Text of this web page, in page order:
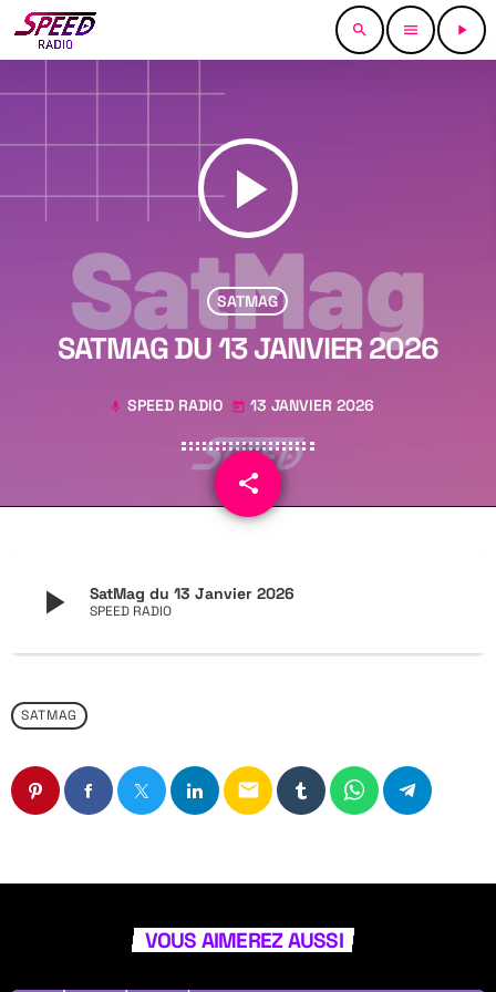
search menu play_arrow
play_arrow
SATMAG
SATMAG DU 13 JANVIER 2026
mic SPEED RADIO today 13 JANVIER 2026
share
email
play_arrow SatMag du 13 Janvier 2026
SPEED RADIO
SATMAG
email
VOUS AIMEREZ AUSSI